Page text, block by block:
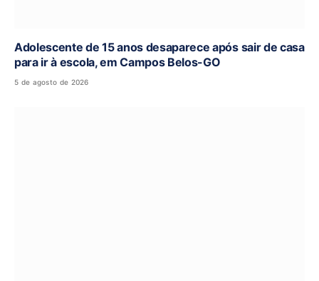
Adolescente de 15 anos desaparece após sair de casa
para ir à escola, em Campos Belos-GO
5 de agosto de 2026